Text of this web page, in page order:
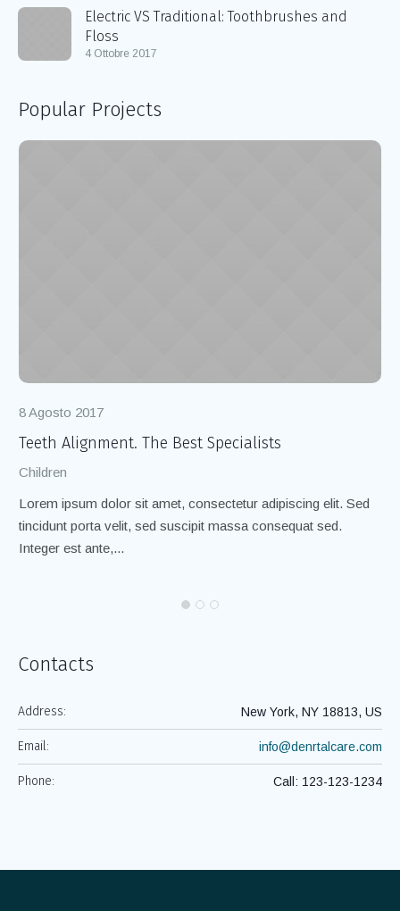
Electric VS Traditional: Toothbrushes and
Floss
4 Ottobre 2017
Popular Projects
8 Agosto 2017
Teeth Alignment. The Best Specialists
Children
Lorem ipsum dolor sit amet, consectetur adipiscing elit. Sed
tincidunt porta velit, sed suscipit massa consequat sed.
Integer est ante,...
Contacts
Address: New York, NY 18813, US
Email: info@denrtalcare.com
Phone: Call: 123-123-1234